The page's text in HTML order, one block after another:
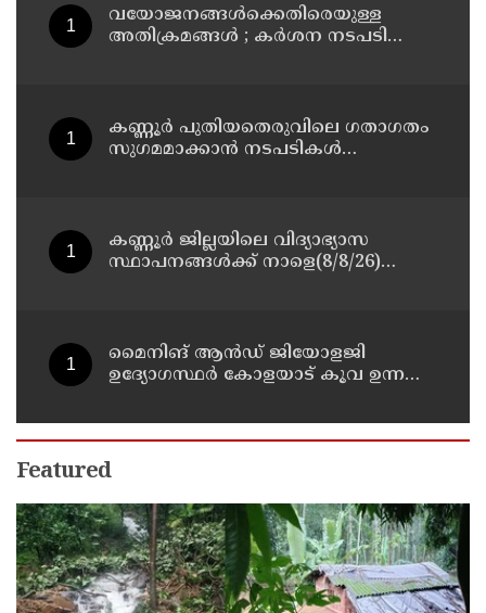
വയോജനങ്ങൾക്കെതിരെയുള്ള
അതിക്രമങ്ങൾ ; കർശന നടപടി
കണ്ണൂർ പുതിയതെരുവിലെ ഗതാഗതം
സുഗമമാക്കാന്‍ നടപടികള്‍
കണ്ണൂർ ജില്ലയിലെ വിദ്യാഭ്യാസ
സ്ഥാപനങ്ങള്‍ക്ക് നാളെ(8/8/26)
മൈനിങ് ആൻഡ്​ ജിയോളജി
ഉദ്യോഗസ്ഥർ കോളയാട് കൂവ ഉന്നതി
Featured